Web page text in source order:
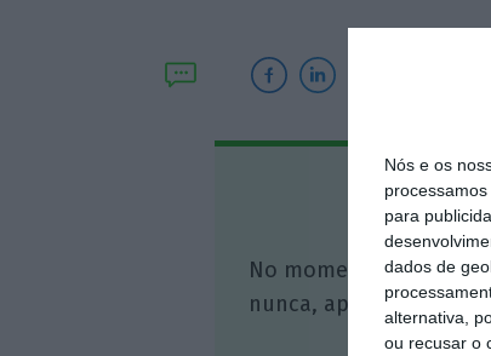
Nós e os
para
dados de
alternativa,
ou recusar o
No momento em que
nunca, apoie o